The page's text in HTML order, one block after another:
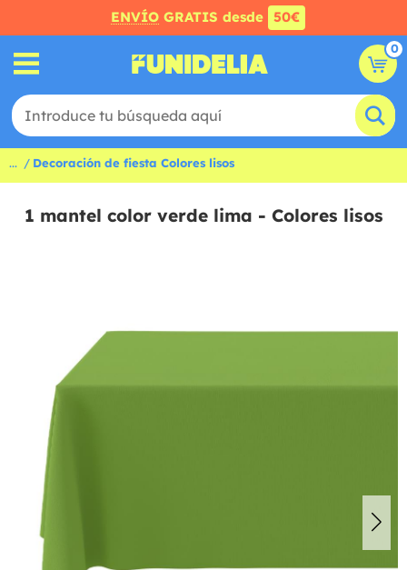
ENVÍO GRATIS desde 50€
0
... Decoración de fiesta Colores lisos
1 mantel color verde lima - Colores lisos